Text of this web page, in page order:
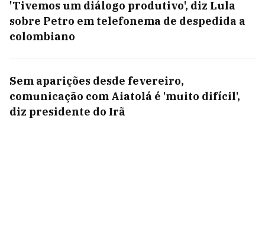
'Tivemos um diálogo produtivo', diz Lula
sobre Petro em telefonema de despedida a
colombiano
Sem aparições desde fevereiro,
comunicação com Aiatolá é 'muito difícil',
diz presidente do Irã